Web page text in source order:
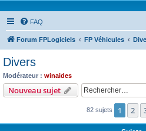
FAQ
Forum FPLogiciels FP Véhicules
Divers
Modérateur : winaides
Nouveau sujet
82 sujets 1 2